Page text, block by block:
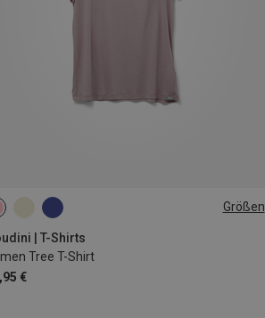
Größen
| T-Shirts
Tree T-Shirt
€
M